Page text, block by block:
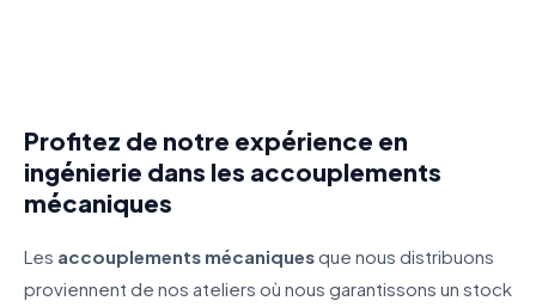
Profitez de notre expérience en
ingénierie dans les accouplements
mécaniques
Les accouplements mécaniquesque nous distribuons
proviennent de nos ateliers où nous garantissons un stock